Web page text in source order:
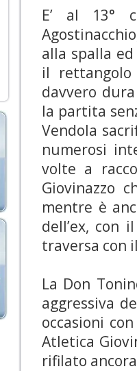
E’ al 13°
alla spalla
il
davvero
la partita
Vendola
numerosi
volte a
Giovinazzo
mentre è
dell’ex, con
traversa con
La Don
aggressiva
occasioni
Atletica
rifilato